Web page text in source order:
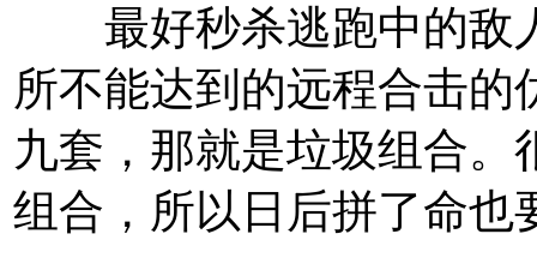
最好秒杀逃跑中的敌
所不能达到的远程合击
九套，那就是垃圾组合
组合，所以日后拼了命也